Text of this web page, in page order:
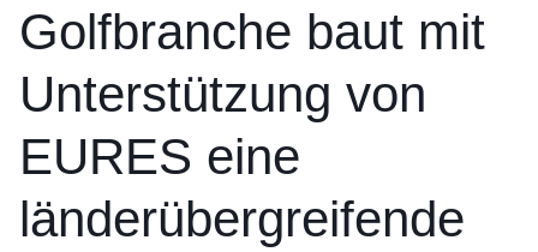
Golfbranche baut mit
Unterstützung von
EURES eine
länderübergreifende